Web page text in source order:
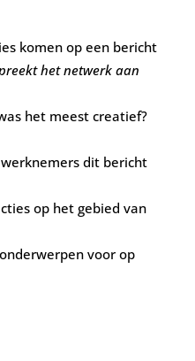
komen op een bericht
het netwerk aan
het meest creatief?
dit bericht
op het gebied van
voor op